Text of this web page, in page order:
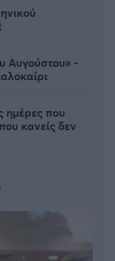
Αυγούστου» -
ημέρες που
κανείς δεν